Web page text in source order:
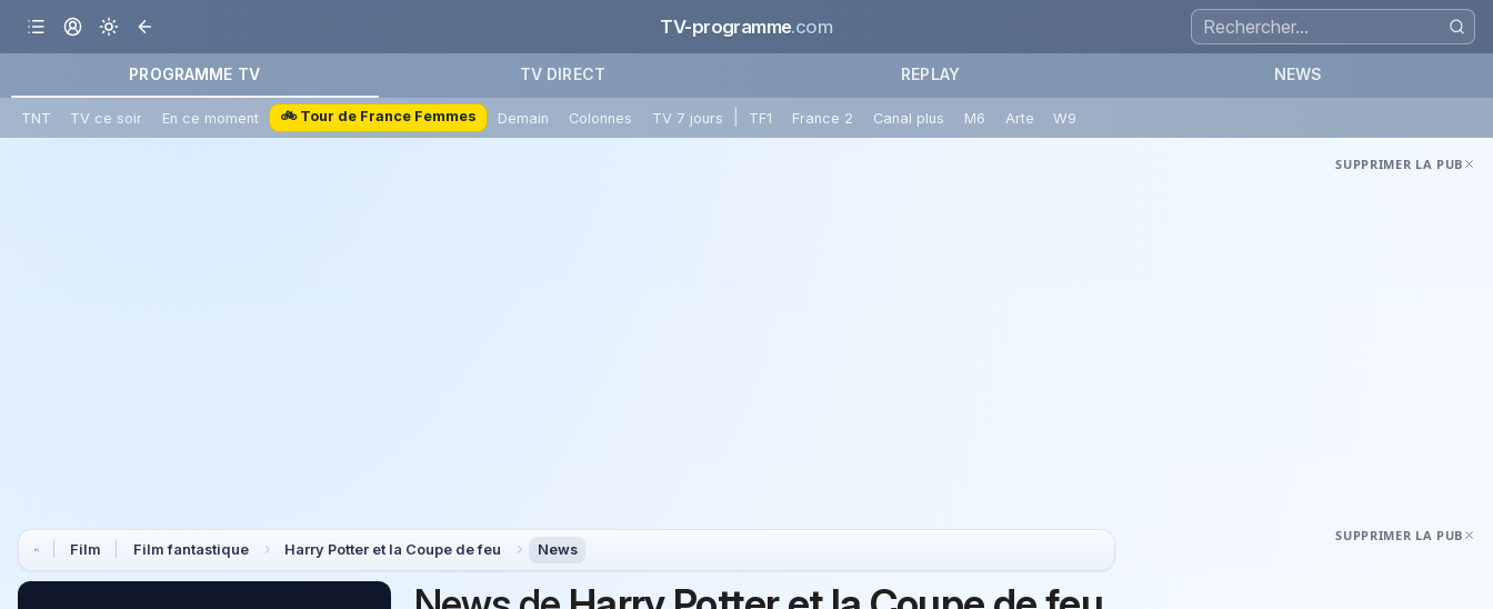
TV-programme.com
PROGRAMME TV TV DIRECT REPLAY NEWS
TNT TV ce soir En ce moment 🚲 Tour de France Femmes Demain Colonnes TV 7 jours TF1 France 2 Canal plus M6 Arte W9
SUPPRIMER LA PUB
Film Film fantastique Harry Potter et la Coupe de feu News
SUPPRIMER LA PUB